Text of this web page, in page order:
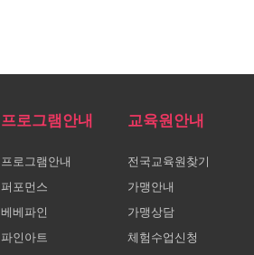
프로그램안내
프로그램안내
퍼포먼스
베베파인
파인아트
교육원안내
전국교육원찾기
가맹안내
가맹상담
체험수업신청